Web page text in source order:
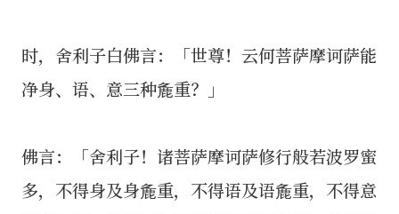
时，舍利子白佛言：「世尊！云何菩萨摩诃萨能
净身、语、意三种麁重？」
佛言：「舍利子！诸菩萨摩诃萨修行般若波罗蜜
多，不得身及身麁重，不得语及语麁重，不得意